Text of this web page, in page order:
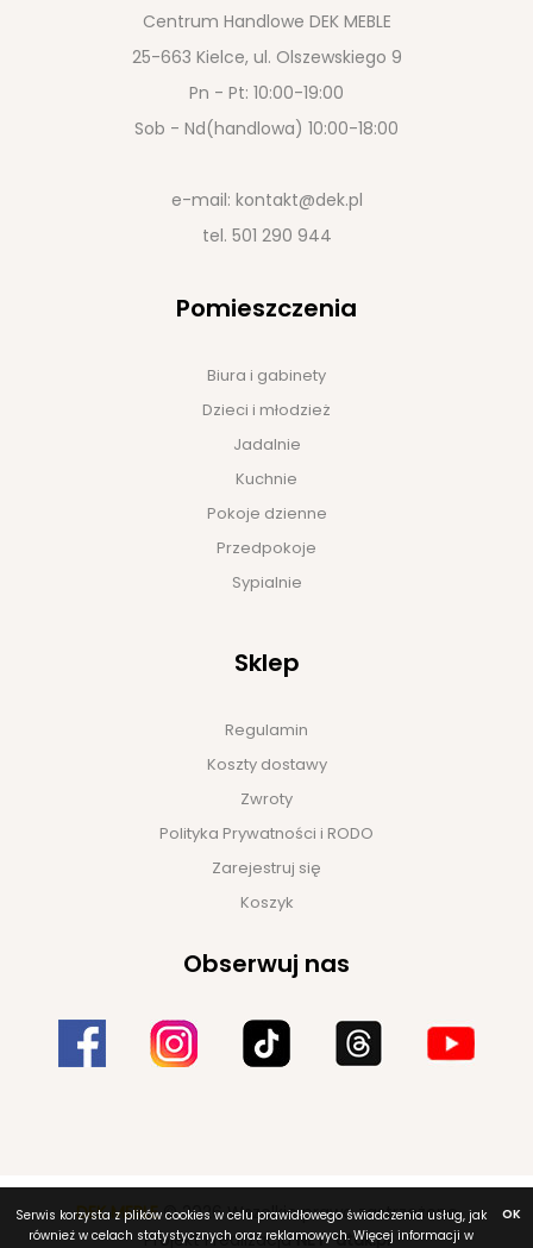
Serwis korzysta z plików cookies w celu prawidłowego świadczenia usług, jak
również w celach statystycznych oraz reklamowych. Więcej informacji w
OK
Centrum Handlowe DEK MEBLE
25-663 Kielce, ul. Olszewskiego 9
Pn - Pt: 10:00-19:00
Sob - Nd(handlowa) 10:00-18:00
e-mail: kontakt@dek.pl
tel. 501 290 944
Pomieszczenia
Biura i gabinety
Dzieci i młodzież
Jadalnie
Kuchnie
Pokoje dzienne
Przedpokoje
Sypialnie
Sklep
Regulamin
Koszty dostawy
Zwroty
Polityka Prywatności i RODO
Zarejestruj się
Koszyk
Obserwuj nas
DEK MEBLE© 2026 Wszelkie prawa zastrzeżone
Projekt i realizacjaNET-atak.pl